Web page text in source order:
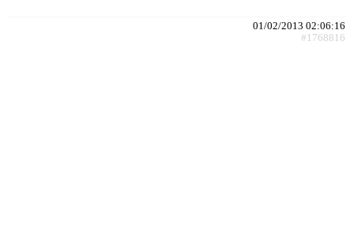
01/02/2013 02:06:16
#1768816